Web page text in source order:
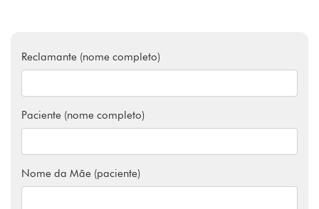
Reclamante (nome completo)
Paciente (nome completo)
Nome da Mãe (paciente)